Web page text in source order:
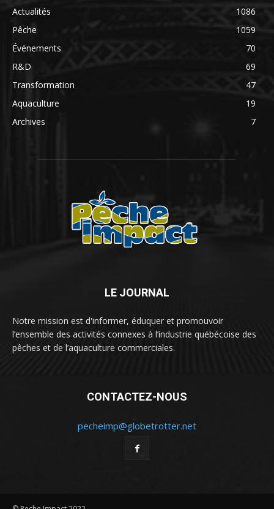
Actualités
1086
Pêche
1059
Événements
70
R&D
69
Transformation
47
Aquaculture
19
Archives
7
LE JOURNAL
Notre mission est d'informer, éduquer et promouvoir
l’ensemble des activités connexes à l’industrie québécoise des
pêches et de l’aquaculture commerciales.
CONTACTEZ-NOUS
pecheimp@globetrotter.net